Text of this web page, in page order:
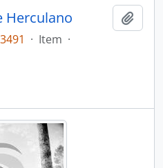
Herculano
· Item ·